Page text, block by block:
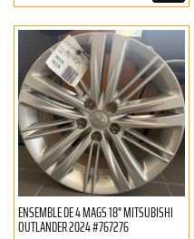
ENSEMBLE DE 4 MAGS 18" MITSUBISHI
OUTLANDER 2024 #767276